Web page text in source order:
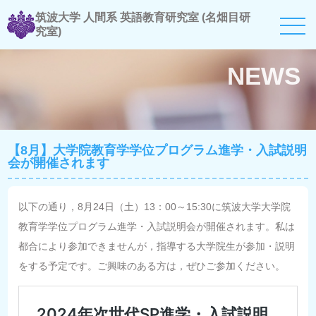
筑波大学 人間系 英語教育研究室 (名畑目研
究室)
NEWS
【8月】大学院教育学学位プログラム進学・入試説明
会が開催されます
以下の通り，8月24日（土）13：00～15:30に筑波大学大学院
教育学学位プログラム進学・入試説明会が開催されます。私は
都合により参加できませんが，指導する大学院生が参加・説明
をする予定です。ご興味のある方は，ぜひご参加ください。